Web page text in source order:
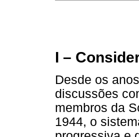
I –
Desde os
discussões
membros da
1944, o